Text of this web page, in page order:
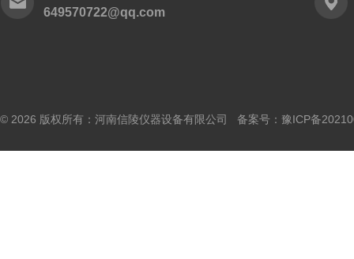
649570722@qq.com
© 2026 版权所有：河南信陵仪器设备有限公司 备案号： 豫ICP备